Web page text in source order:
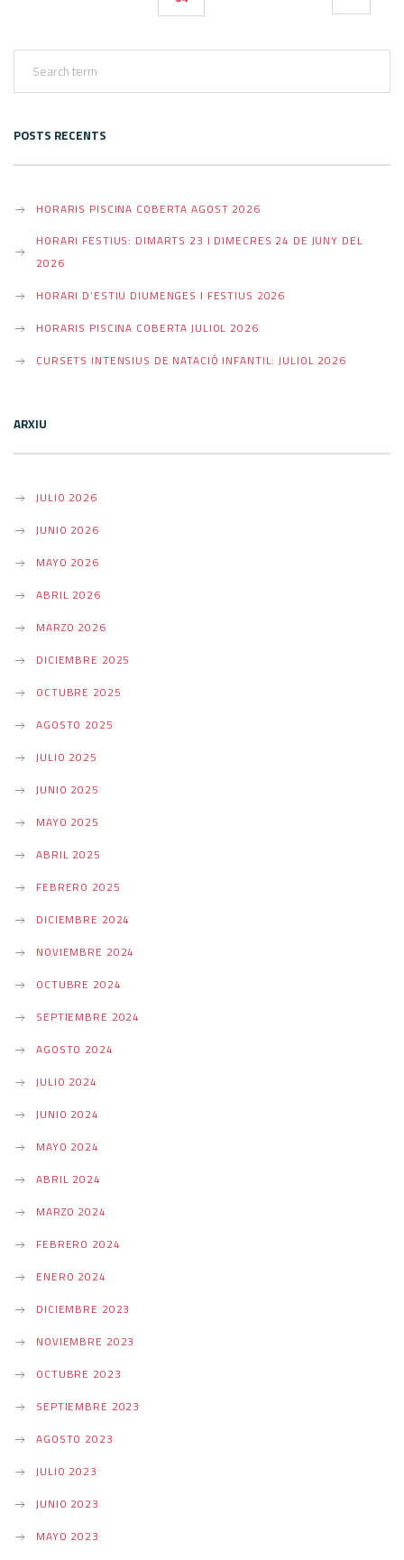
ENTRADAS
POSTS RECENTS
HORARIS PISCINA COBERTA AGOST 2026
HORARI FESTIUS: DIMARTS 23 I DIMECRES 24 DE JUNY DEL
2026
HORARI D’ESTIU DIUMENGES I FESTIUS 2026
HORARIS PISCINA COBERTA JULIOL 2026
CURSETS INTENSIUS DE NATACIÓ INFANTIL: JULIOL 2026
ARXIU
JULIO 2026
JUNIO 2026
MAYO 2026
ABRIL 2026
MARZO 2026
DICIEMBRE 2025
OCTUBRE 2025
AGOSTO 2025
JULIO 2025
JUNIO 2025
MAYO 2025
ABRIL 2025
FEBRERO 2025
DICIEMBRE 2024
NOVIEMBRE 2024
OCTUBRE 2024
SEPTIEMBRE 2024
AGOSTO 2024
JULIO 2024
JUNIO 2024
MAYO 2024
ABRIL 2024
MARZO 2024
FEBRERO 2024
ENERO 2024
DICIEMBRE 2023
NOVIEMBRE 2023
OCTUBRE 2023
SEPTIEMBRE 2023
AGOSTO 2023
JULIO 2023
JUNIO 2023
MAYO 2023